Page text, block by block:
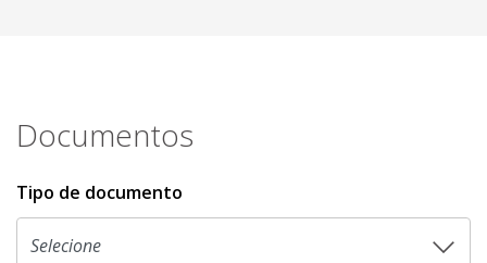
Documentos
Tipo de documento